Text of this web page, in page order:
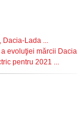
Dacia-Lada ...
evoluţiei mărcii
pentru 2021 ...